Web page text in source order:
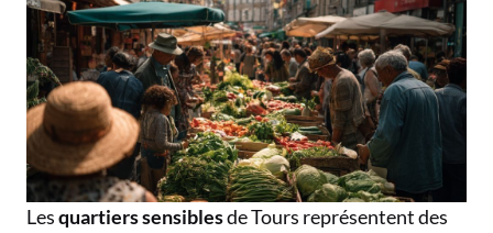
Lesquartiers sensiblesde Tours représentent des